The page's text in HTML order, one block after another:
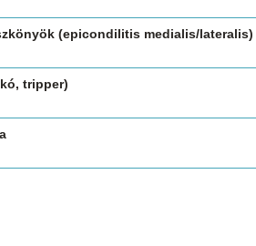
(epicondilitis medialis/lateralis)
tripper)